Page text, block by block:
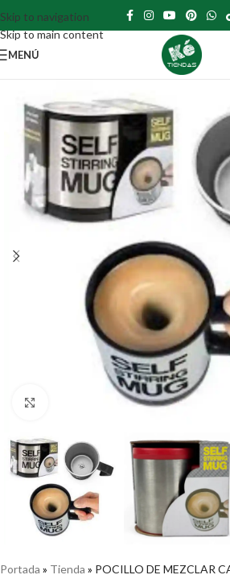
Skip to navigation
Skip to main content
MENÚ
Haz clic para ampliar
Portada » Tienda » POCILLO DE MEZCLAR